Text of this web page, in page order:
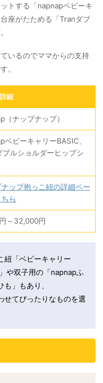
トする「napnapベビーキ
座がたためる「Tranダブ
いるのでママからの支持
。
細
（ナップナップ）
ベビーキャリーBASIC、
ルショルダーヒップシ
ップ抱っこ紐の詳細ペー
ら
～32,000円
紐「ベビーキャリー
や双子用の「napnapふ
」もあり、
せてぴったりなものを選